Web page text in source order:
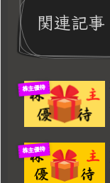
関連記事
株主優待
株主優待